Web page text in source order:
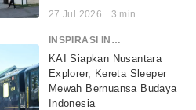
27 Jul 2026 . 3 min
INSPIRASI INDONESIA
KAI Siapkan Nusantara
Explorer, Kereta Sleeper
Mewah Bernuansa Budaya
Indonesia